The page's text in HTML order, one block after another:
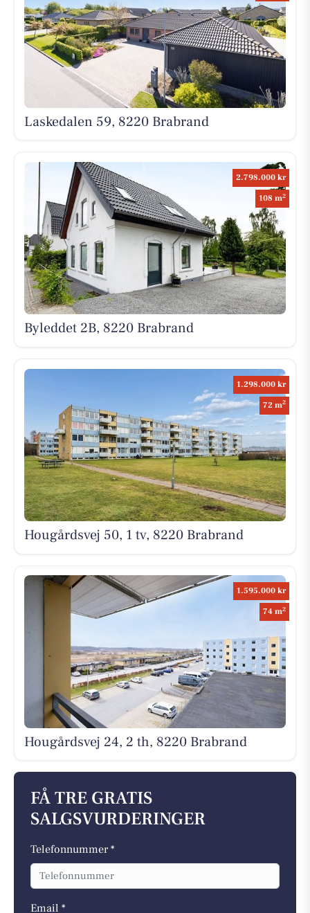
Laskedalen 59, 8220 Brabrand
2.798.000 kr
108 m2
Byleddet 2B, 8220 Brabrand
1.298.000 kr
72 m2
Hougårdsvej 50, 1 tv, 8220 Brabrand
1.595.000 kr
74 m2
Hougårdsvej 24, 2 th, 8220 Brabrand
FÅ TRE GRATIS
SALGSVURDERINGER
Telefonnummer *
Email *